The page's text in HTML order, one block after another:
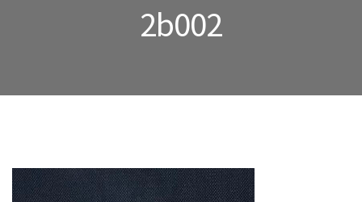
2b002
Google+ Email